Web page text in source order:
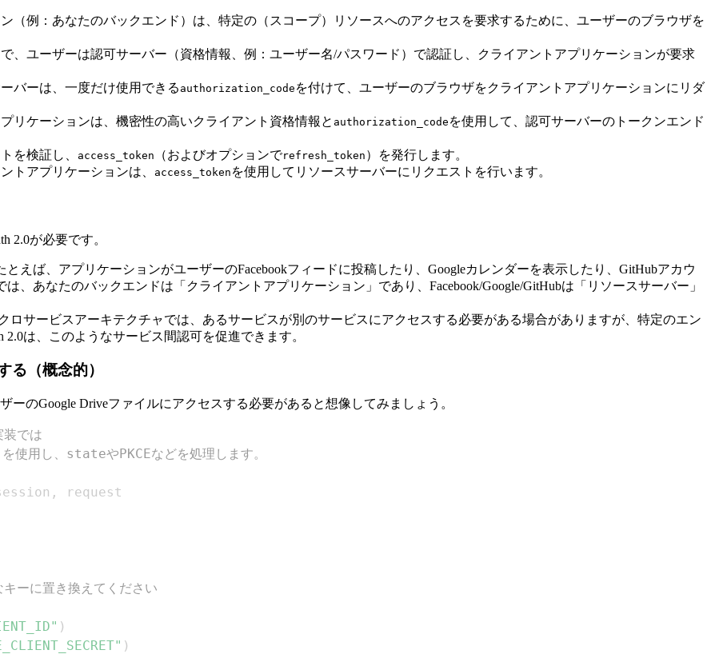
（例：あなたのバックエンド）は、特定の（スコープ）リソースへのアクセスを要求するために、ユーザーのブラウザを
、ユーザーは認可サーバー（資格情報、例：ユーザー名/パスワード）で認証し、クライアントアプリケーションが要求
バーは、一度だけ使用できる authorization_code を付けて、ユーザーのブラウザをクライアントアプリケーションにリダ
リケーションは、機密性の高いクライアント資格情報と authorization_code を使用して、認可サーバーのトークンエンド
を検証し、 access_token （およびオプションでrefresh_token ）を発行します。
トアプリケーションは、 access_token を使用してリソースサーバーにリクエストを行います。
2.0が必要です。
とえば、アプリケーションがユーザーのFacebookフィードに投稿したり、Googleカレンダーを表示したり、GitHubアカウ
、あなたのバックエンドは「クライアントアプリケーション」であり、Facebook/Google/GitHubは「リソースサーバー」
ロサービスアーキテクチャでは、あるサービスが別のサービスにアクセスする必要がある場合がありますが、特定のエン
は、このようなサービス間認可を促進できます。
（概念的）
ーのGoogle Driveファイルにアクセスする必要があると想像してみましょう。
では
し、stateやPKCEなどを処理します。
,
ーに置き換えてください
)
)